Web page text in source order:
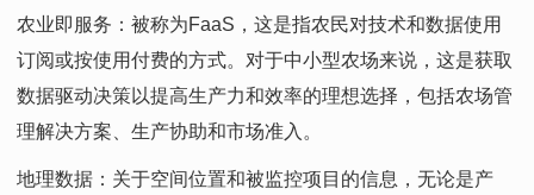
农业即服务：被称为FaaS，这是指农民对技术和数据使用
订阅或按使用付费的方式。对于中小型农场来说，这是获取
数据驱动决策以提高生产力和效率的理想选择，包括农场管
理解决方案、生产协助和市场准入。
地理数据：关于空间位置和被监控项目的信息，无论是产